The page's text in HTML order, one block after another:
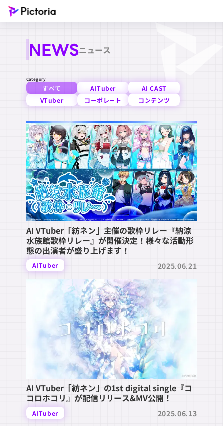
NEWSニュース
Category
すべて AITuber
AI CAST
VTuber
コーポレート コンテンツ
AI VTuber「紡ネン」主催の歌枠リレー『納涼
水族館歌枠リレー』が開催決定！様々な活動形
態の出演者が盛り上げます！
AITuber 2025.06.21
AI VTuber「紡ネン」の1st digital single『コ
コロホコリ』が配信リリース&MV公開！
AITuber 2025.06.13